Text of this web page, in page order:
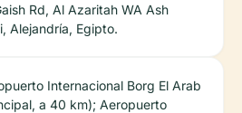
Rd, Al Azaritah WA Ash
Alejandría, Egipto.
Internacional Borg El Arab
a 40 km); Aeropuerto